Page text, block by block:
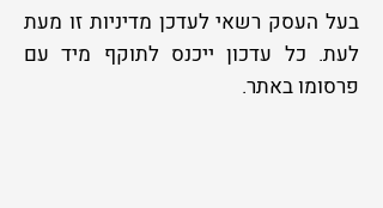
בעל העסק רשאי לעדכן מדיניות זו מעת
לעת. כל עדכון ייכנס לתוקף מיד עם
פרסומו באתר.